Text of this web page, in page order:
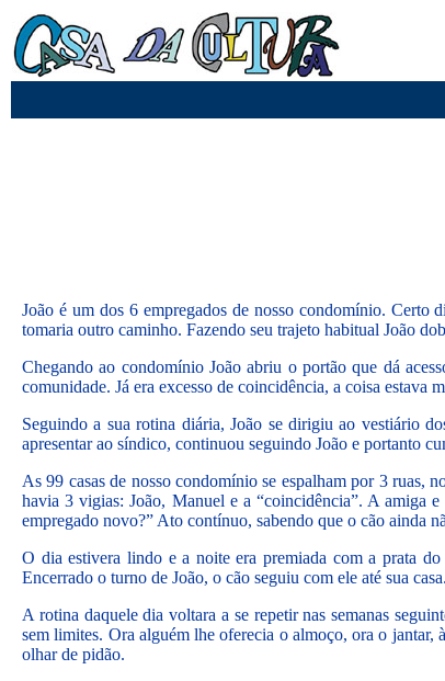
João é um dos 6 empregados de nosso condomínio. Certo
tomaria outro caminho. Fazendo seu trajeto habitual João
Chegando ao condomínio João abriu o portão que dá
comunidade. Já era excesso de coincidência, a coisa estava
Seguindo a sua rotina diária, João se dirigiu ao vestiário
apresentar ao síndico, continuou seguindo João e portanto
As 99 casas de nosso condomínio se espalham por 3 ruas,
havia 3 vigias: João, Manuel e a “coincidência”. A amiga
empregado novo?” Ato contínuo, sabendo que o cão ainda
O dia estivera lindo e a noite era premiada com a prata
Encerrado o turno de João, o cão seguiu com ele até sua
A rotina daquele dia voltara a se repetir nas semanas
sem limites. Ora alguém lhe oferecia o almoço, ora o jantar,
olhar de pidão.